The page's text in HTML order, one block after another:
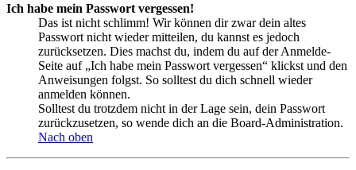
Ich habe mein Passwort vergessen!
Das ist nicht schlimm! Wir können dir zwar dein altes
Passwort nicht wieder mitteilen, du kannst es jedoch
zurücksetzen. Dies machst du, indem du auf der Anmelde-
Seite auf „Ich habe mein Passwort vergessen“ klickst und den
Anweisungen folgst. So solltest du dich schnell wieder
anmelden können.
Solltest du trotzdem nicht in der Lage sein, dein Passwort
zurückzusetzen, so wende dich an die Board-Administration.
Nach oben